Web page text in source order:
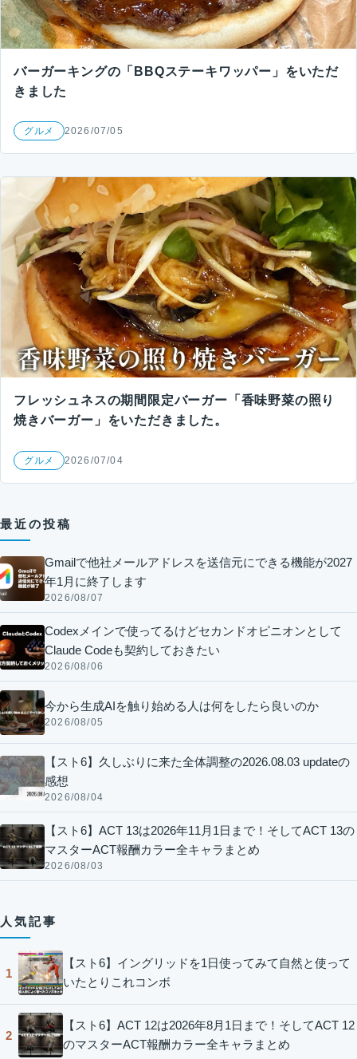
バーガーキングの「BBQステーキワッパー」をいただ
きました
グルメ 2026/07/05
フレッシュネスの期間限定バーガー「香味野菜の照り
焼きバーガー」をいただきました。
グルメ 2026/07/04
最近の投稿
Gmailで他社メールアドレスを送信元にできる機能が2027
年1月に終了します
2026/08/07
Codexメインで使ってるけどセカンドオピニオンとして
Claude Codeも契約しておきたい
2026/08/06
今から生成AIを触り始める人は何をしたら良いのか
2026/08/05
【スト6】久しぶりに来た全体調整の2026.08.03 updateの
感想
2026/08/04
【スト6】ACT 13は2026年11月1日まで！そしてACT 13の
マスターACT報酬カラー全キャラまとめ
2026/08/03
人気記事
1
【スト6】イングリッドを1日使ってみて自然と使って
いたとりこれコンボ
2
【スト6】ACT 12は2026年8月1日まで！そしてACT 12
のマスターACT報酬カラー全キャラまとめ